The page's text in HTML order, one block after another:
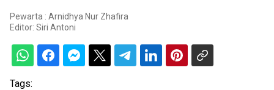
Pewarta : Arnidhya Nur Zhafira
Editor: Siri Antoni
Tags: